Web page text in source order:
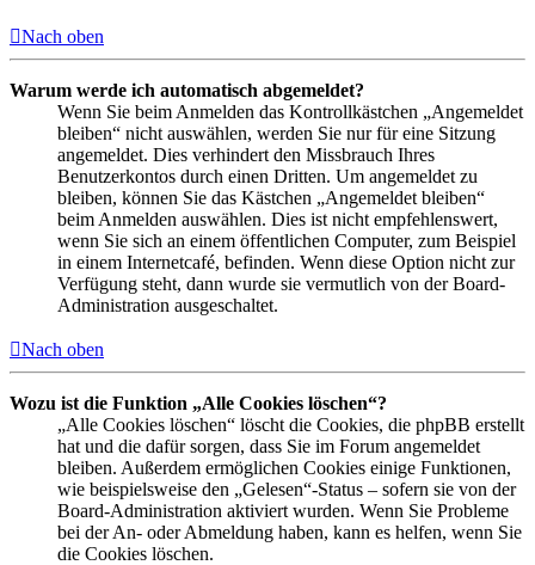
Nach oben
Warum werde ich automatisch abgemeldet?
Wenn Sie beim Anmelden das Kontrollkästchen „Angemeldet
bleiben“ nicht auswählen, werden Sie nur für eine Sitzung
angemeldet. Dies verhindert den Missbrauch Ihres
Benutzerkontos durch einen Dritten. Um angemeldet zu
bleiben, können Sie das Kästchen „Angemeldet bleiben“
beim Anmelden auswählen. Dies ist nicht empfehlenswert,
wenn Sie sich an einem öffentlichen Computer, zum Beispiel
in einem Internetcafé, befinden. Wenn diese Option nicht zur
Verfügung steht, dann wurde sie vermutlich von der Board-
Administration ausgeschaltet.
Nach oben
Wozu ist die Funktion „Alle Cookies löschen“?
„Alle Cookies löschen“ löscht die Cookies, die phpBB erstellt
hat und die dafür sorgen, dass Sie im Forum angemeldet
bleiben. Außerdem ermöglichen Cookies einige Funktionen,
wie beispielsweise den „Gelesen“-Status – sofern sie von der
Board-Administration aktiviert wurden. Wenn Sie Probleme
bei der An- oder Abmeldung haben, kann es helfen, wenn Sie
die Cookies löschen.